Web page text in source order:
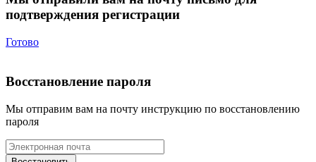
подтверждения регистрации
Готово
Восстановление пароля
Мы отправим вам на почту инструкцию по восстановлению
пароля